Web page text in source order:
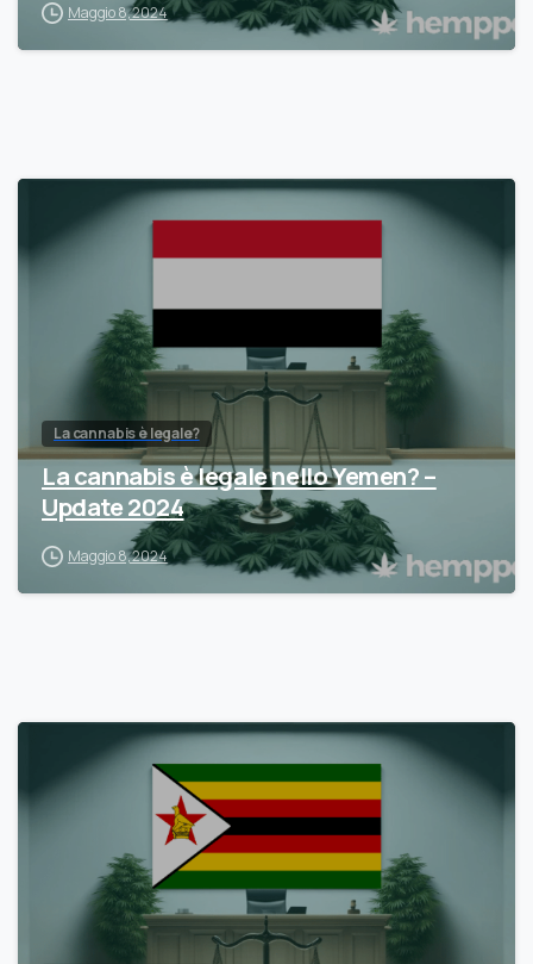
Maggio 8, 2024
La cannabis è legale?
La cannabis è legale nello Yemen? –
Update 2024
Maggio 8, 2024